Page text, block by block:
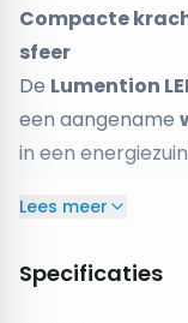
Compacte
sfeer
De Lumention
een aangename
in een
verlichting en
dimbare functie
Lees meer
Specificaties